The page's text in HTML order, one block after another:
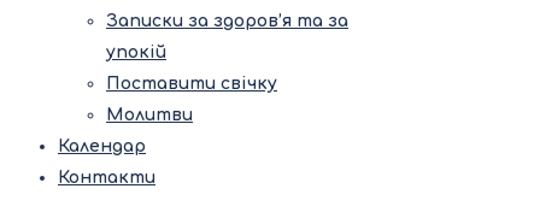
Записки за здоров’я та за
упокій
Поставити свічку
Молитви
Календар
Контакти